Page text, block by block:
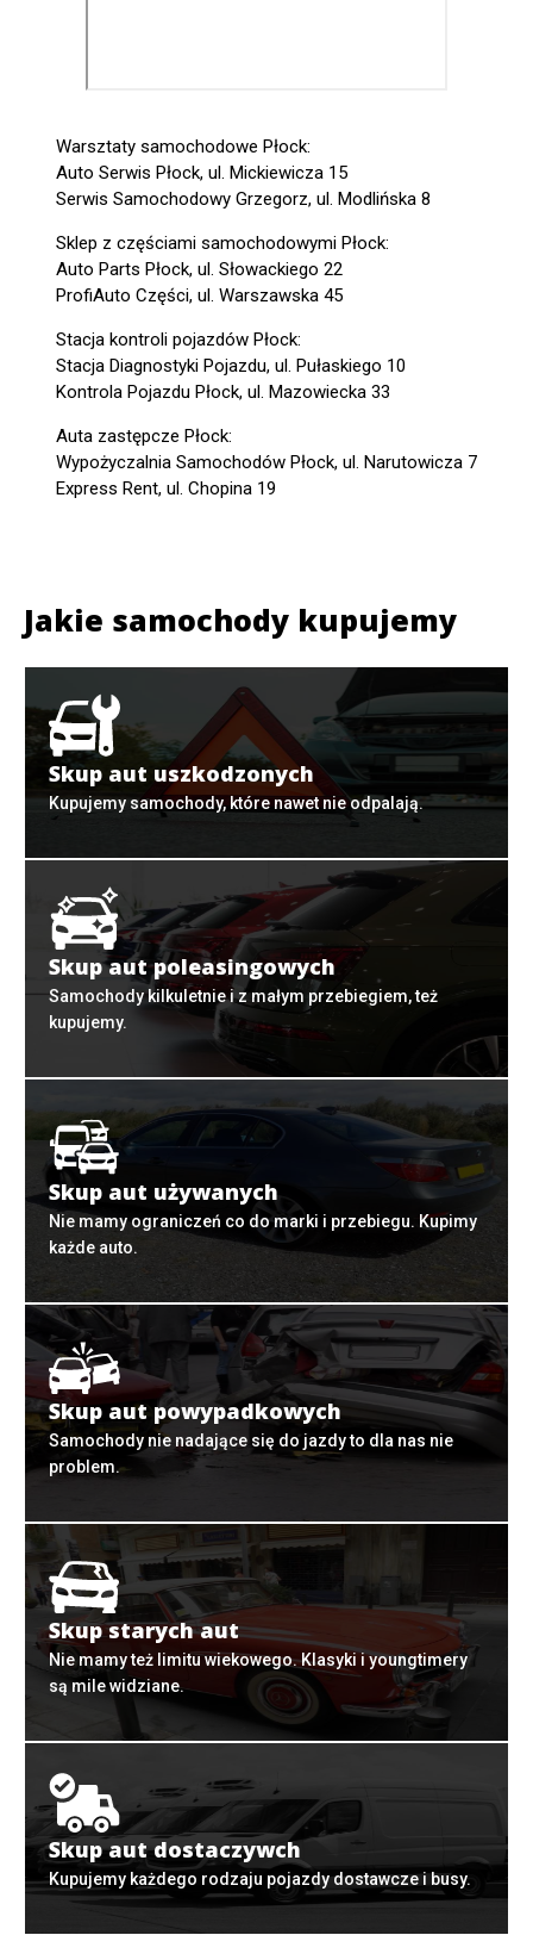
Warsztaty samochodowe Płock:
Auto Serwis Płock, ul. Mickiewicza 15
Serwis Samochodowy Grzegorz, ul. Modlińska 8
Sklep z częściami samochodowymi Płock:
Auto Parts Płock, ul. Słowackiego 22
ProfiAuto Części, ul. Warszawska 45
Stacja kontroli pojazdów Płock:
Stacja Diagnostyki Pojazdu, ul. Pułaskiego 10
Kontrola Pojazdu Płock, ul. Mazowiecka 33
Auta zastępcze Płock:
Wypożyczalnia Samochodów Płock, ul. Narutowicza 7
Express Rent, ul. Chopina 19
Jakie samochody kupujemy
Skup aut uszkodzonych
Kupujemy samochody, które nawet nie odpalają.
Skup aut poleasingowych
Samochody kilkuletnie i z małym przebiegiem, też
kupujemy.
Skup aut używanych
Nie mamy ograniczeń co do marki i przebiegu. Kupimy
każde auto.
Skup aut powypadkowych
Samochody nie nadające się do jazdy to dla nas nie
problem.
Skup starych aut
Nie mamy też limitu wiekowego. Klasyki i youngtimery
są mile widziane.
Skup aut dostaczywch
Kupujemy każdego rodzaju pojazdy dostawcze i busy.